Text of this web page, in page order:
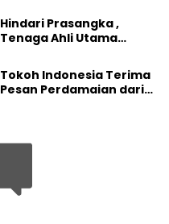
Dunia dari “Infrastruktur
Kemanusiaan”
Hindari Prasangka ,
Tenaga Ahli Utama
fakta langsung
kehidupan Muslim
Ahmadiyah di Inggris
Tokoh Indonesia Terima
Pesan Perdamaian dari